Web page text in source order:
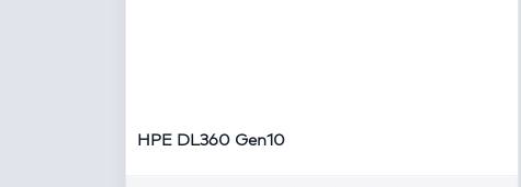
HPE DL360 Gen10